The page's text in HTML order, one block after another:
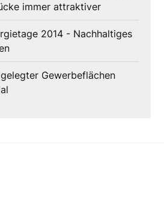
immer attraktiver
2014 - Nachhaltiges
Gewerbeflächen